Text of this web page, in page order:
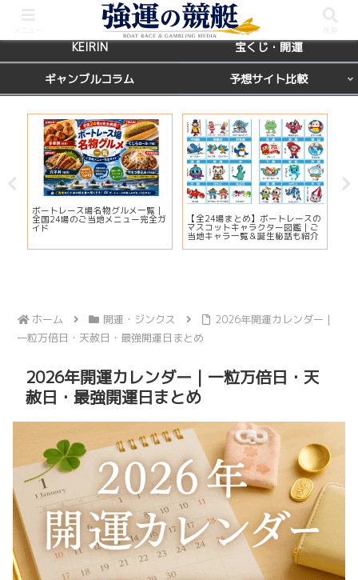
BOATRACE レース場ガイド
KEIRIN 宝くじ・開運
ギャンブルコラム 予想サイト比較
ボートレース場名物グルメ一覧｜
全国24場のご当地メニュー完全ガ
イド
【全24場まとめ】ボートレースの
マスコットキャラクター図鑑｜ご
当地キャラ一覧＆誕生秘話も紹介
ホーム 開運・ジンクス
2026年開運カレンダー｜
一粒万倍日・天赦日・最強開運日まとめ
2026年開運カレンダー｜一粒万倍日・天
赦日・最強開運日まとめ